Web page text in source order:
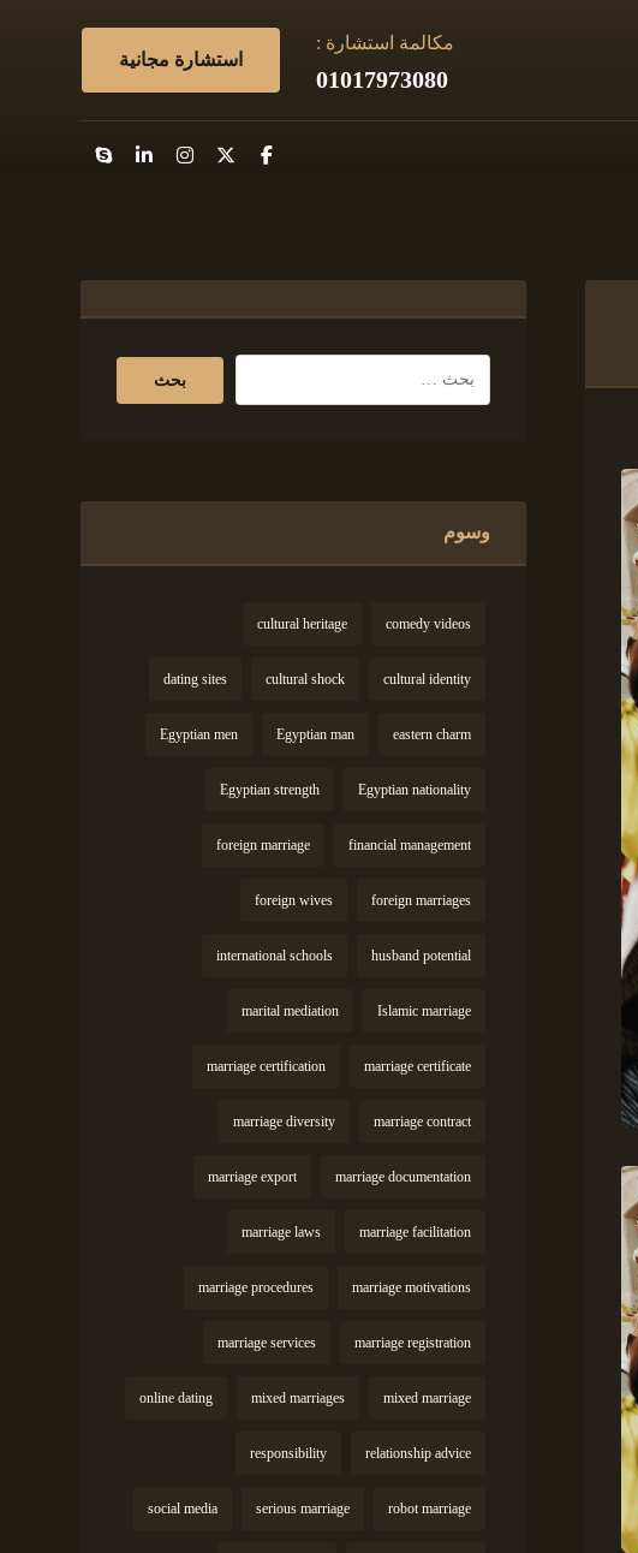
استشارة مجانية
مكالمة استشارة :
01017973080
وسوم
comedy videos
cultural heritage
cultural identity
cultural shock
dating sites
eastern charm
Egyptian man
Egyptian men
Egyptian nationality
Egyptian strength
financial management
foreign marriage
foreign marriages
foreign wives
husband potential
international schools
Islamic marriage
marital mediation
marriage certificate
marriage certification
marriage contract
marriage diversity
marriage documentation
marriage export
marriage facilitation
marriage laws
marriage motivations
marriage procedures
marriage registration
marriage services
mixed marriage
mixed marriages
online dating
relationship advice
responsibility
robot marriage
serious marriage
social media